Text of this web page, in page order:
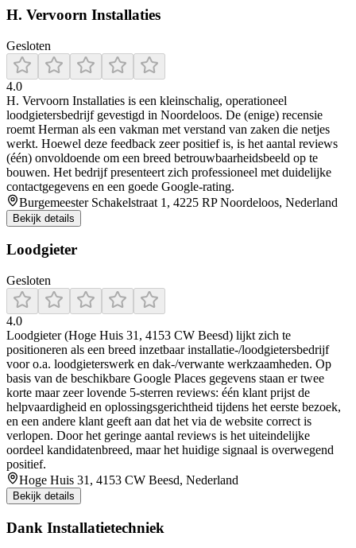
H. Vervoorn Installaties
Gesloten
4.0
H. Vervoorn Installaties is een kleinschalig, operationeel
loodgietersbedrijf gevestigd in Noordeloos. De (enige) recensie
roemt Herman als een vakman met verstand van zaken die netjes
werkt. Hoewel deze feedback zeer positief is, is het aantal reviews
(één) onvoldoende om een breed betrouwbaarheidsbeeld op te
bouwen. Het bedrijf presenteert zich professioneel met duidelijke
contactgegevens en een goede Google-rating.
Burgemeester Schakelstraat 1, 4225 RP Noordeloos, Nederland
Bekijk details
Loodgieter
Gesloten
4.0
Loodgieter (Hoge Huis 31, 4153 CW Beesd) lijkt zich te
positioneren als een breed inzetbaar installatie-/loodgietersbedrijf
voor o.a. loodgieterswerk en dak-/verwante werkzaamheden. Op
basis van de beschikbare Google Places gegevens staan er twee
korte maar zeer lovende 5-sterren reviews: één klant prijst de
helpvaardigheid en oplossingsgerichtheid tijdens het eerste bezoek,
en een andere klant geeft aan dat het via de website correct is
verlopen. Door het geringe aantal reviews is het uiteindelijke
oordeel kandidatenbreed, maar het huidige signaal is overwegend
positief.
Hoge Huis 31, 4153 CW Beesd, Nederland
Bekijk details
Dank Installatietechniek